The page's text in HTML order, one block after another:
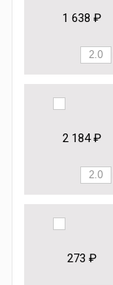
1 638 ₽
2 184 ₽
273 ₽